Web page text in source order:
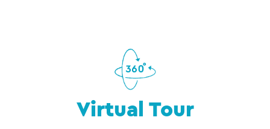
Virtual Tour